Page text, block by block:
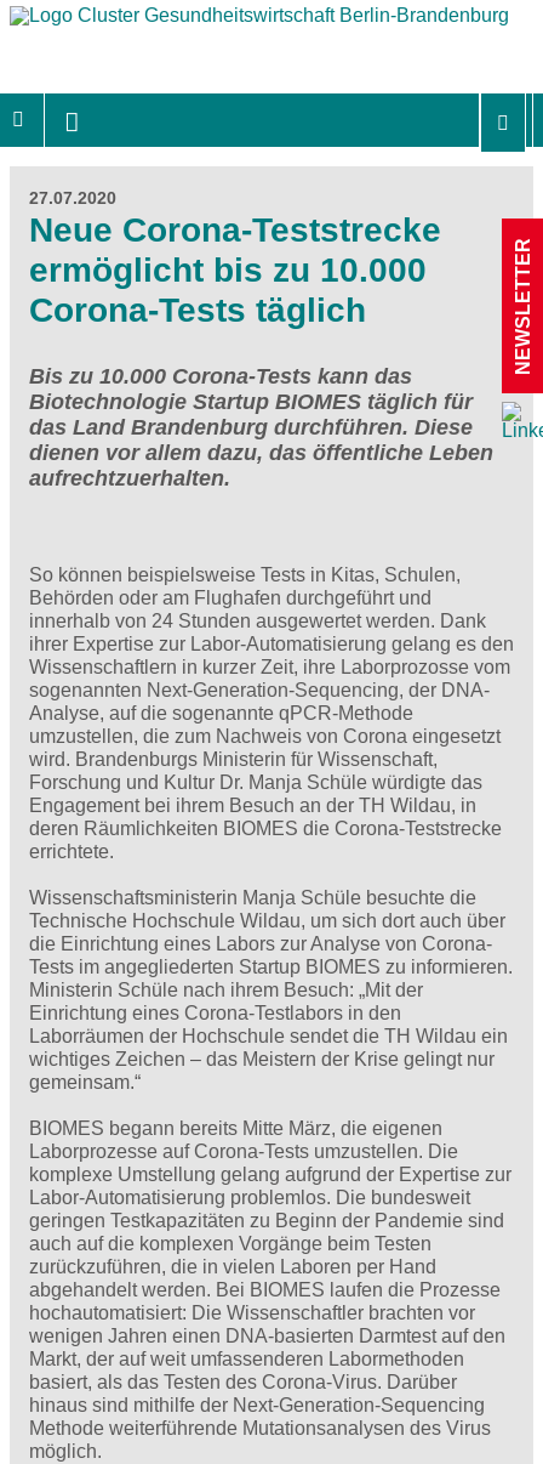
27.07.2020
Neue Corona-Teststrecke
ermöglicht bis zu 10.000
Corona-Tests täglich
Bis zu 10.000 Corona-Tests kann das
Biotechnologie Startup BIOMES täglich für
das Land Brandenburg durchführen. Diese
dienen vor allem dazu, das öffentliche Leben
aufrechtzuerhalten.
So können beispielsweise Tests in Kitas, Schulen,
Behörden oder am Flughafen durchgeführt und
innerhalb von 24 Stunden ausgewertet werden. Dank
ihrer Expertise zur Labor-Automatisierung gelang es den
Wissenschaftlern in kurzer Zeit, ihre Laborprozosse vom
sogenannten Next-Generation-Sequencing, der DNA-
Analyse, auf die sogenannte qPCR-Methode
umzustellen, die zum Nachweis von Corona eingesetzt
wird. Brandenburgs Ministerin für Wissenschaft,
Forschung und Kultur Dr. Manja Schüle würdigte das
Engagement bei ihrem Besuch an der TH Wildau, in
deren Räumlichkeiten BIOMES die Corona-Teststrecke
errichtete.
Wissenschaftsministerin Manja Schüle besuchte die
Technische Hochschule Wildau, um sich dort auch über
die Einrichtung eines Labors zur Analyse von Corona-
Tests im angegliederten Startup BIOMES zu informieren.
Ministerin Schüle nach ihrem Besuch: „Mit der
Einrichtung eines Corona-Testlabors in den
Laborräumen der Hochschule sendet die TH Wildau ein
wichtiges Zeichen – das Meistern der Krise gelingt nur
gemeinsam.“
BIOMES begann bereits Mitte März, die eigenen
Laborprozesse auf Corona-Tests umzustellen. Die
komplexe Umstellung gelang aufgrund der Expertise zur
Labor-Automatisierung problemlos. Die bundesweit
geringen Testkapazitäten zu Beginn der Pandemie sind
auch auf die komplexen Vorgänge beim Testen
zurückzuführen, die in vielen Laboren per Hand
abgehandelt werden. Bei BIOMES laufen die Prozesse
hochautomatisiert: Die Wissenschaftler brachten vor
wenigen Jahren einen DNA-basierten Darmtest auf den
Markt, der auf weit umfassenderen Labormethoden
basiert, als das Testen des Corona-Virus. Darüber
hinaus sind mithilfe der Next-Generation-Sequencing
Methode weiterführende Mutationsanalysen des Virus
möglich.
NEWSLETTER